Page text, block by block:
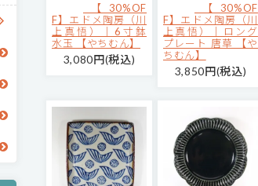
【30%OF
F】エドメ陶房（川
上真悟）｜6寸鉢
水玉 【やちむん】
3,080円(税込)
【30%OF
F】エドメ陶房（川
上真悟）｜ロング
プレート 唐草 【や
ちむん】
3,850円(税込)